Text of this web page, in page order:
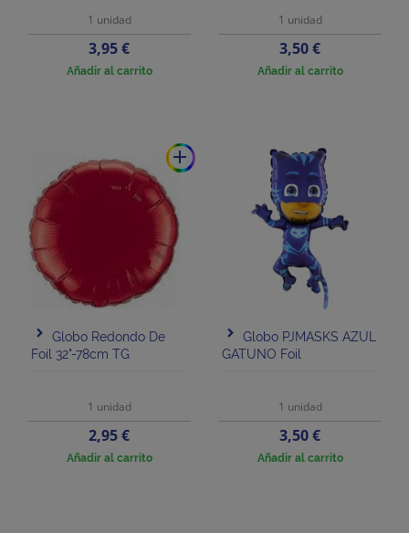
1 unidad
Precio
3,95 €
Añadir al carrito
1 unidad
Precio
3,50 €
Añadir al carrito
add
Globo Redondo De
Foil 32"-78cm TG
1 unidad
Precio
2,95 €
Añadir al carrito
Globo PJMASKS AZUL
GATUNO Foil
1 unidad
Precio
3,50 €
Añadir al carrito